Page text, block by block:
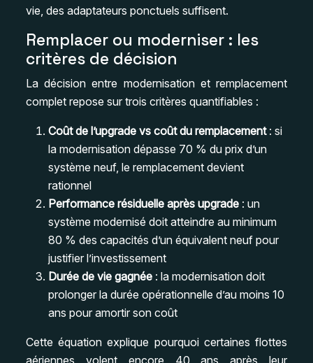
vie, des adaptateurs ponctuels suffisent.
Remplacer ou moderniser : les
critères de décision
La décision entre modernisation et remplacement
complet repose sur trois critères quantifiables :
Coût de l’upgrade vs coût du remplacement: si
la modernisation dépasse 70 % du prix d’un
système neuf, le remplacement devient
rationnel
Performance résiduelle après upgrade : un
système modernisé doit atteindre au minimum
80 % des capacités d’un équivalent neuf pour
justifier l’investissement
Durée de vie gagnée : la modernisation doit
prolonger la durée opérationnelle d’au moins 10
ans pour amortir son coût
Cette équation explique pourquoi certaines flottes
aériennes volent encore 40 ans après leur